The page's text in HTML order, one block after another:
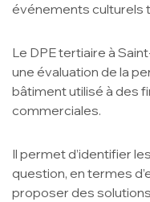
événements culturels
Le DPE tertiaire à
une évaluation de la
bâtiment utilisé à des
commerciales.
Il permet d’identifier
question, en termes
proposer des